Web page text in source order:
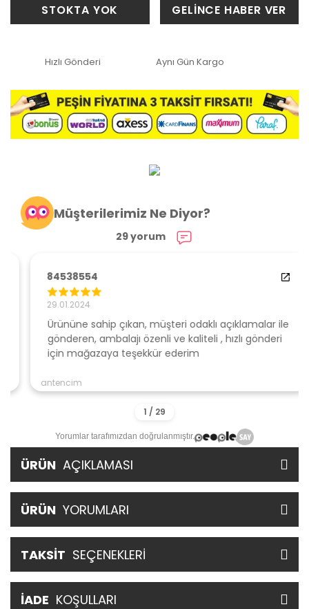
STOKTA YOK GELİNCE HABER VER
Hızlı Gönderi Aynı Gün Kargo
Müşterilerimiz Ne Diyor?
29 yorum
84538554
29.01.2024
Ürününe sahip çıkan, müşteri odaklı açıklamalar ile
gönderen, ambalajı özenli ve kaliteli , hızlı gönderi
için mağazaya teşekkür ederim
antencim
Yorumlar tarafımızdan doğrulanmıştır.
ÜRÜN AÇIKLAMASI
ÜRÜN YORUMLARI
TAKSİT SEÇENEKLERİ
İADE KOŞULLARI